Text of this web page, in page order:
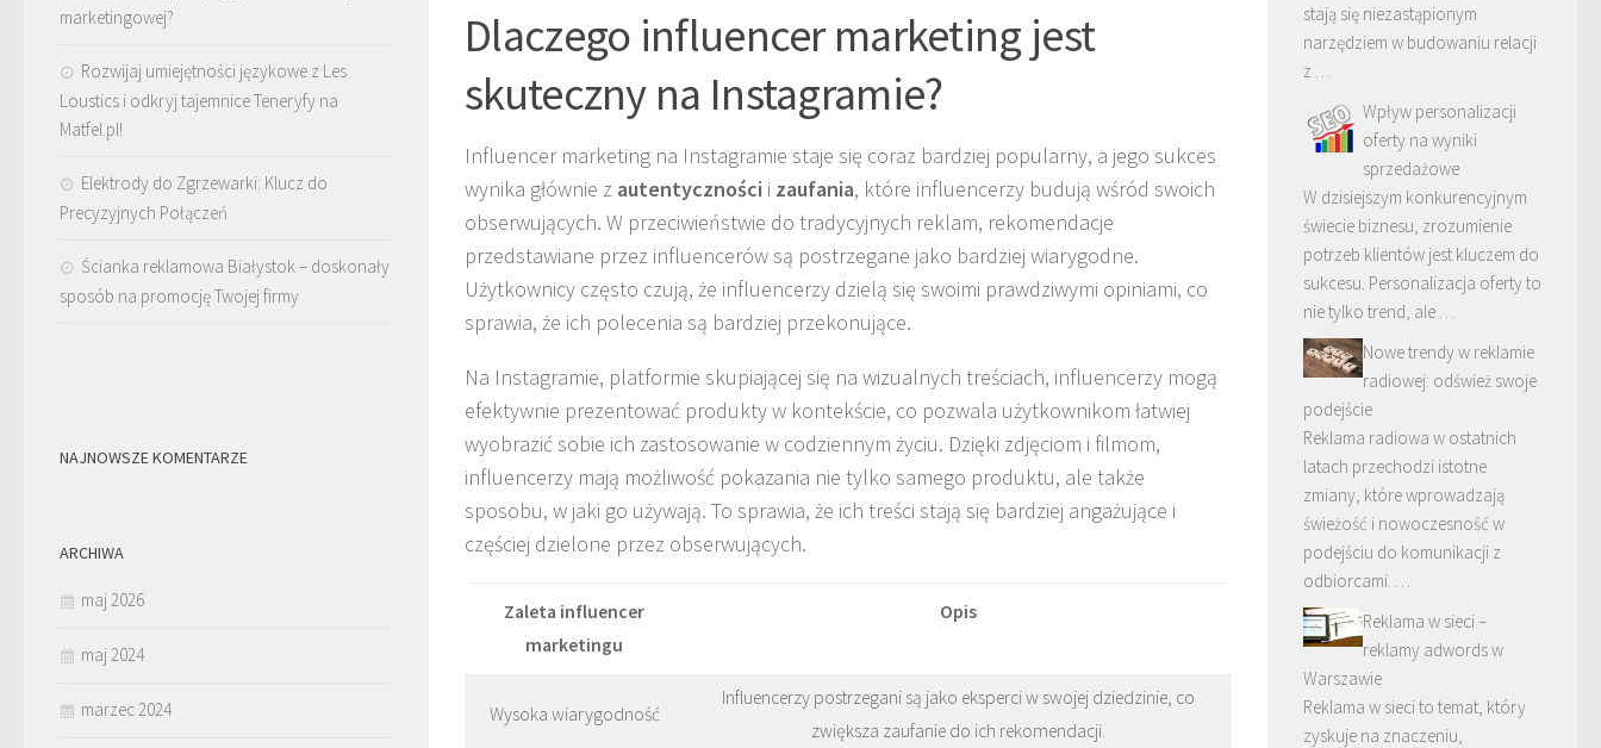
Dlaczego influencer marketing jest
skuteczny na Instagramie?
Influencer marketing na Instagramie staje się coraz bardziej popularny, a jego sukces
wynika głównie z autentyczności i zaufania, które influencerzy budują wśród swoich
obserwujących. W przeciwieństwie do tradycyjnych reklam, rekomendacje
przedstawiane przez influencerów są postrzegane jako bardziej wiarygodne.
Użytkownicy często czują, że influencerzy dzielą się swoimi prawdziwymi opiniami, co
sprawia, że ich polecenia są bardziej przekonujące.
Na Instagramie, platformie skupiającej się na wizualnych treściach, influencerzy mogą
efektywnie prezentować produkty w kontekście, co pozwala użytkownikom łatwiej
wyobrazić sobie ich zastosowanie w codziennym życiu. Dzięki zdjęciom i filmom,
influencerzy mają możliwość pokazania nie tylko samego produktu, ale także
sposobu, w jaki go używają. To sprawia, że ich treści stają się bardziej angażujące i
częściej dzielone przez obserwujących.
Zaleta influencer
marketingu
Opis
Wysoka wiarygodność
Influencerzy postrzegani są jako eksperci w swojej dziedzinie, co
zwiększa zaufanie do ich rekomendacji.
marketingowej?
Rozwijaj umiejętności językowe z Les
Loustics i odkryj tajemnice Teneryfy na
Matfel.pl!
Elektrody do Zgrzewarki: Klucz do
Precyzyjnych Połączeń
Ścianka reklamowa Białystok – doskonały
sposób na promocję Twojej firmy
NAJNOWSZE KOMENTARZE
ARCHIWA
maj 2026
maj 2024
marzec 2024
stają się niezastąpionym
narzędziem w budowaniu relacji
z …
Wpływ personalizacji
oferty na wyniki
sprzedażowe
W dzisiejszym konkurencyjnym
świecie biznesu, zrozumienie
potrzeb klientów jest kluczem do
sukcesu. Personalizacja oferty to
nie tylko trend, ale …
Nowe trendy w reklamie
radiowej: odśwież swoje
podejście
Reklama radiowa w ostatnich
latach przechodzi istotne
zmiany, które wprowadzają
świeżość i nowoczesność w
podejściu do komunikacji z
odbiorcami. …
Reklama w sieci –
reklamy adwords w
Warszawie
Reklama w sieci to temat, który
zyskuje na znaczeniu,